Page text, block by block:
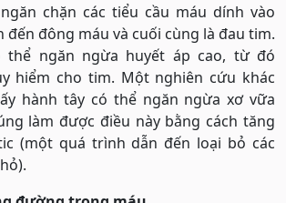
chặn các tiểu cầu máu dính vào
đến đông máu và cuối cùng là đau tim.
thể ngăn ngừa huyết áp cao, từ đó
hiểm cho tim. Một nghiên cứu khác
hành tây có thể ngăn ngừa xơ vữa
làm được điều này bằng cách tăng
(một quá trình dẫn đến loại bỏ các